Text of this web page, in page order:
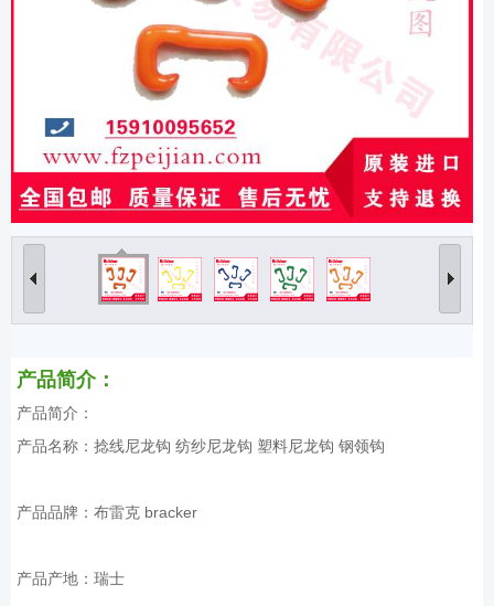
产品简介：
产品简介：
产品名称：捻线尼龙钩 纺纱尼龙钩 塑料尼龙钩 钢领钩
产品品牌：布雷克 bracker
产品产地：瑞士